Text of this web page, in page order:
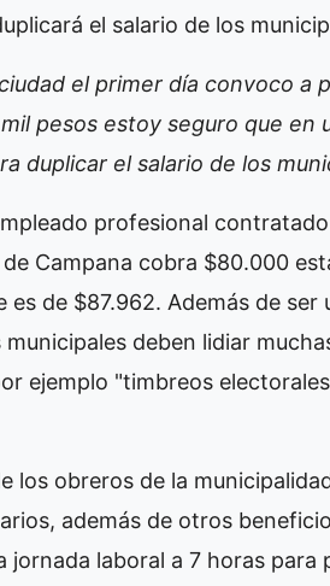
el salario de los
el primer día convoco a
pesos estoy seguro que en
duplicar el salario de los
profesional
Campana cobra $80.000
de $87.962. Además de ser
deben lidiar
ejemplo "timbreos
los obreros de la
además de otros
jornada laboral a 7 horas para